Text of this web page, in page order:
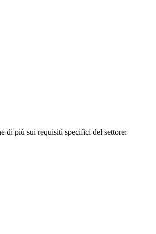
di più sui requisiti specifici del settore: